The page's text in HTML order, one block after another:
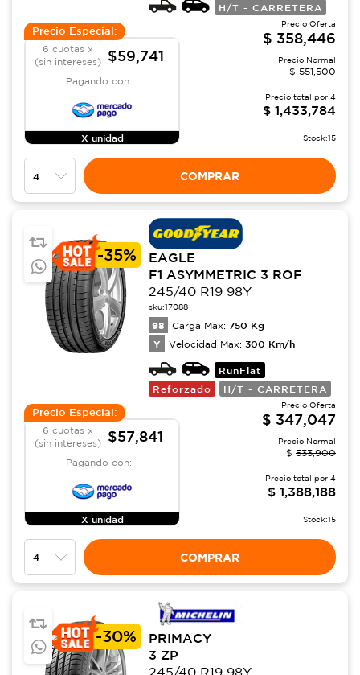
H/T - CARRETERA
Precio Especial:
6 cuotas x
(sin intereses)
$59,741
Pagando con:
X unidad
Precio Oferta
$ 358,446
Precio Normal
$ 551,500
Precio total por 4
$ 1,433,784
Stock:15
COMPRAR
-35%
EAGLE
F1 ASYMMETRIC 3 ROF
245/40 R19 98Y
sku:17088
98 Carga Max: 750 Kg
Y Velocidad Max: 300 Km/h
RunFlat
Reforzado
H/T - CARRETERA
Precio Especial:
6 cuotas x
(sin intereses)
$57,841
Pagando con:
X unidad
Precio Oferta
$ 347,047
Precio Normal
$ 533,900
Precio total por 4
$ 1,388,188
Stock:15
COMPRAR
-30%
PRIMACY
3 ZP
245/40 R19 98Y